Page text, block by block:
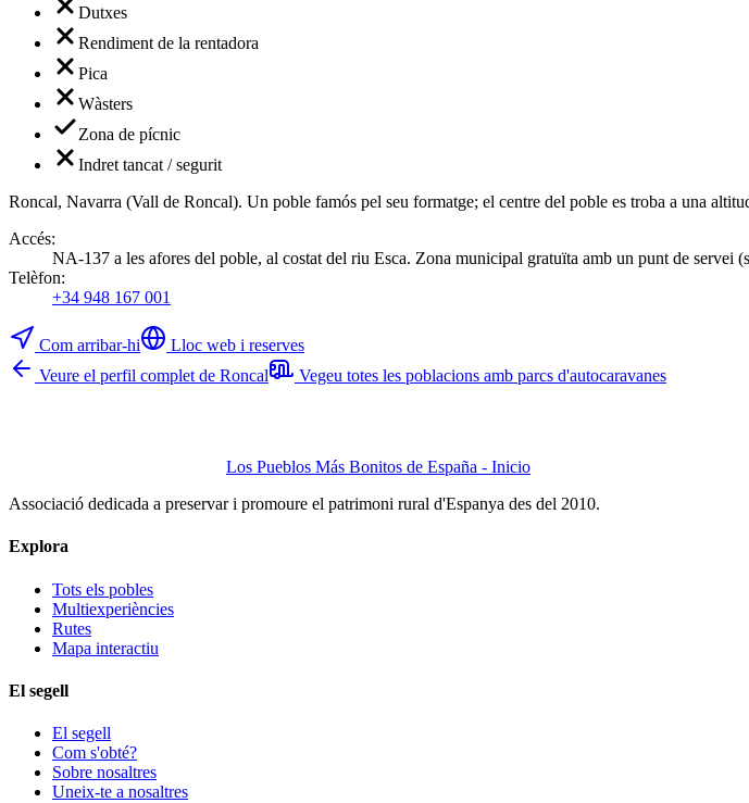
Dutxes
Rendiment de la rentadora
Pica
Wàsters
Zona de pícnic
Indret tancat / segurit
Roncal, Navarra (Vall de Roncal). Un poble famós pel seu formatge; el centre del poble es troba a una
Accés:
NA-137 a les afores del poble, al costat del riu Esca. Zona municipal gratuïta amb un punt de servei
Telèfon:
+34 948 167 001
Com arribar-hi
Lloc web i reserves
Veure el perfil complet de Roncal
Vegeu totes les poblacions amb parcs d'autocaravanes
Los Pueblos Más Bonitos de España - Inicio
Associació dedicada a preservar i promoure el patrimoni rural d'Espanya des del 2010.
Explora
Tots els pobles
Multiexperiències
Rutes
Mapa interactiu
El segell
El segell
Com s'obté?
Sobre nosaltres
Uneix-te a nosaltres